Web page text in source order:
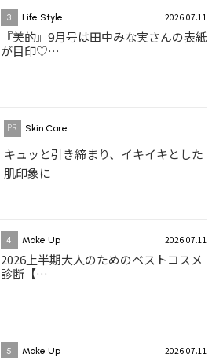
3 Life Style 2026.07.11
『美的』9月号は田中みな実さんの表紙
が目印♡…
Skin Care
キュッと引き締まり、イキイキとした
肌印象に
4 Make Up 2026.07.11
2026上半期大人のためのベストコスメ
診断【…
5 Make Up 2026.07.11